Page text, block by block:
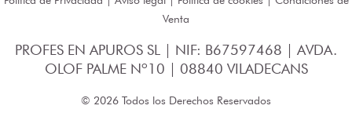
Venta
PROFES EN APUROS SL | NIF: B67597468 | AVDA.
OLOF PALME Nº10 | 08840 VILADECANS
© 2026 Todos los Derechos Reservados